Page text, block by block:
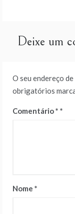
artigos
Deixe um
O seu endereço
obrigatórios
Comentário*
Nome *